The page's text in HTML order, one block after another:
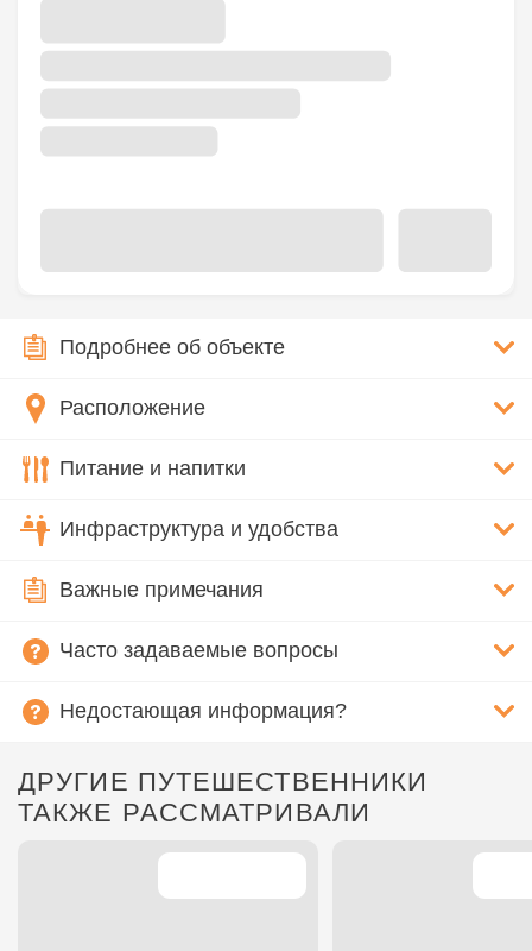
Подробнее об объекте
Расположение
Питание и напитки
Инфраструктура и удобства
Важные примечания
Часто задаваемые вопросы
Недостающая информация?
ДРУГИЕ ПУТЕШЕСТВЕННИКИ
ТАКЖЕ РАССМАТРИВАЛИ